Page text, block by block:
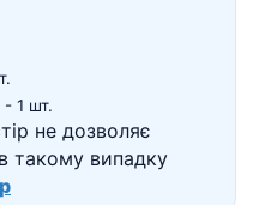
- 1 шт.
не дозволяє
такому випадку